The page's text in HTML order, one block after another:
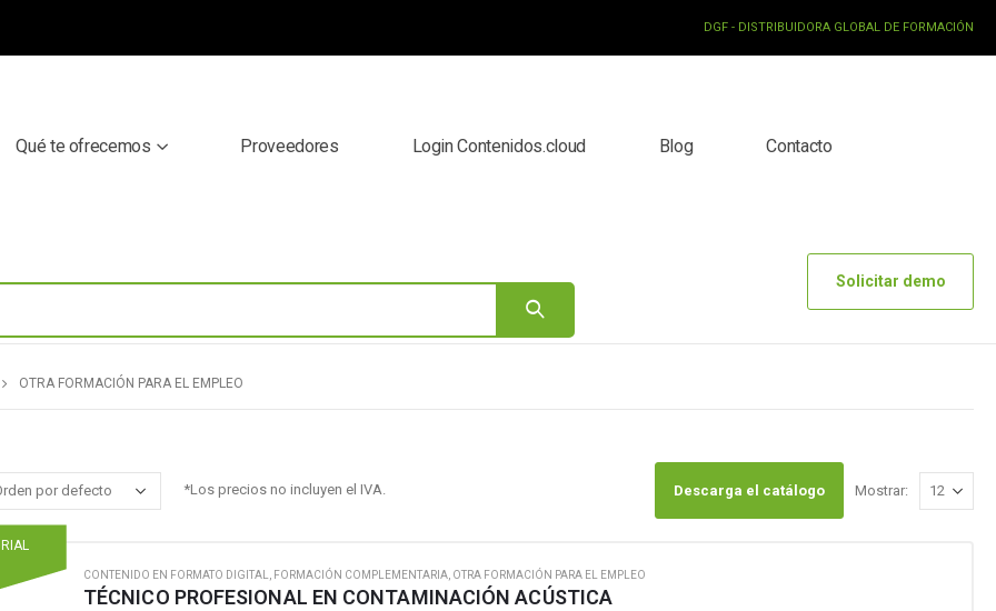
DGF - DISTRIBUIDORA GLOBAL DE FORMACIÓN
Qué te ofrecemos Proveedores Login Contenidos.cloud Blog Contacto
Solicitar demo
OTRA FORMACIÓN PARA EL EMPLEO
*Los precios no incluyen el IVA. Descarga el catálogo Mostrar:
CONTENIDO EN FORMATO DIGITAL, FORMACIÓN COMPLEMENTARIA, OTRA FORMACIÓN PARA EL EMPLEO
TÉCNICO PROFESIONAL EN CONTAMINACIÓN ACÚSTICA